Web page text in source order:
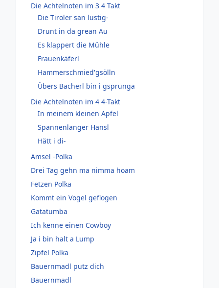
Die Achtelnoten im 3 4 Takt
Die Tiroler san lustig-
Drunt in da grean Au
Es klappert die Mühle
Frauenkäferl
Hammerschmied'gsölln
Übers Bacherl bin i gsprunga
Die Achtelnoten im 4 4-Takt
In meinem kleinen Apfel
Spannenlanger Hansl
Hätt i di-
Amsel -Polka
Drei Tag gehn ma nimma hoam
Fetzen Polka
Kommt ein Vogel geflogen
Gatatumba
Ich kenne einen Cowboy
Ja i bin halt a Lump
Zipfel Polka
Bauernmadl putz dich
Bauernmadl